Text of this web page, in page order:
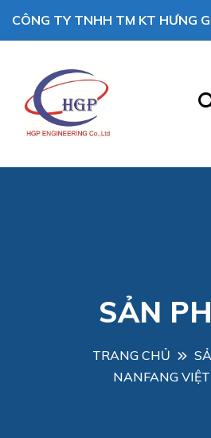
CÔNG TY TNHH TM KT HƯNG
SẢN
TRANG CHỦ
NANFANG